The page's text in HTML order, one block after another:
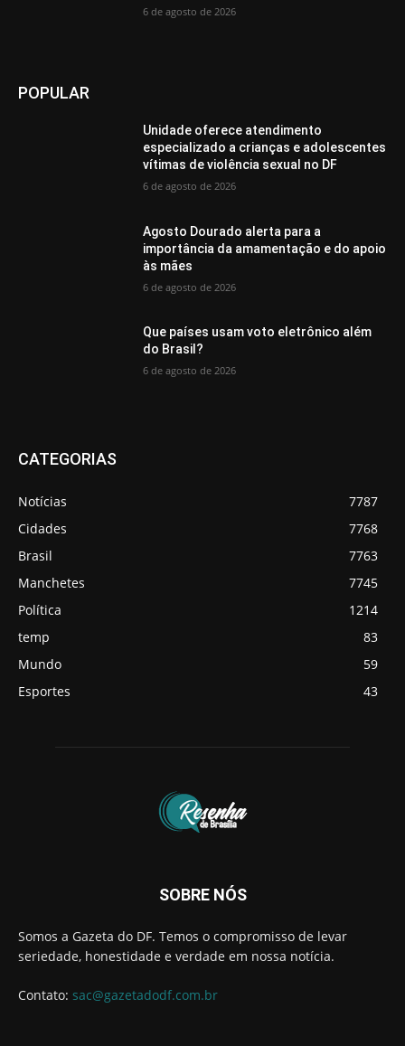
6 de agosto de 2026
POPULAR
Unidade oferece atendimento
especializado a crianças e adolescentes
vítimas de violência sexual no DF
6 de agosto de 2026
Agosto Dourado alerta para a
importância da amamentação e do apoio
às mães
6 de agosto de 2026
Que países usam voto eletrônico além
do Brasil?
6 de agosto de 2026
CATEGORIAS
Notícias
7787
Cidades
7768
Brasil
7763
Manchetes
7745
Política
1214
temp
83
Mundo
59
Esportes
43
SOBRE NÓS
Somos a Gazeta do DF. Temos o compromisso de levar
seriedade, honestidade e verdade em nossa notícia.
Contato: sac@gazetadodf.com.br